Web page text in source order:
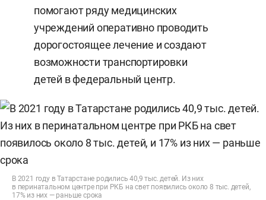
помогают ряду медицинских
учреждений оперативно проводить
дорогостоящее лечение и создают
возможности транспортировки
детей в федеральный центр.
В 2021 году в Татарстане родились 40,9 тыс. детей. Из них
в перинатальном центре при РКБ на свет появились около 8 тыс. детей,
17% из них — раньше срока